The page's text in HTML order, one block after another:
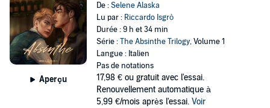
Aperçu
De :Selene Alaska
Lu par : Riccardo Isgrò
Durée : 9 h et 34 min
Série :The Absinthe Trilogy, Volume 1
Langue : Italien
Pas de notations
17,98 € ou gratuit avec l'essai.
Renouvellement automatique à
5,99 €/mois après l'essai. Voir